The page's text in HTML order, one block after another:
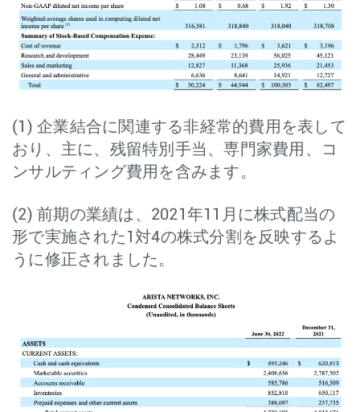
(1) 企業結合に関連する非経常的費用を表して
おり、主に、残留特別手当、専門家費用、コ
ンサルティング費用を含みます。
(2) 前期の業績は、2021年11月に株式配当の
形で実施された1対4の株式分割を反映するよ
うに修正されました。